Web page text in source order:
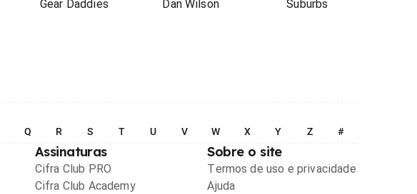
Gear Daddies Dan Wilson Suburbs
Q R S T U V W X Y Z #
Assinaturas
Cifra Club PRO
Cifra Club Academy
Sobre o site
Termos de uso e privacidade
Ajuda